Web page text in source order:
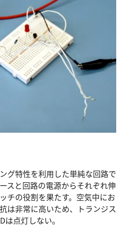
グ特性を利用した単純な回路で
スと回路の電源からそれぞれ伸
チの役割を果たす。空気中にお
は非常に高いため、トランジス
点灯しない。